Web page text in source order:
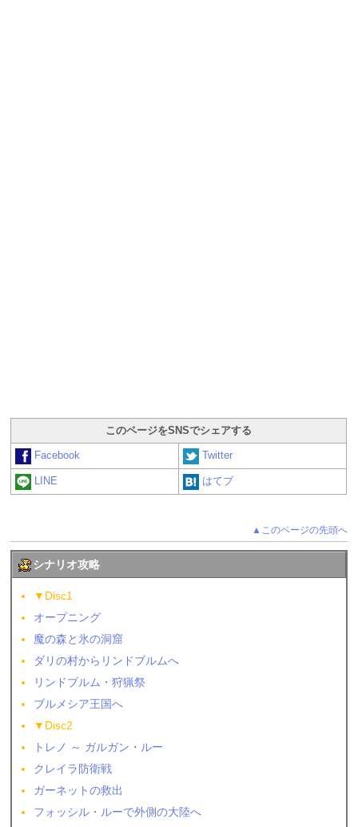
このページをSNSでシェアする
Facebook Twitter
LINE はてブ
▲このページの先頭へ
シナリオ攻略
▼Disc1
オープニング
魔の森と氷の洞窟
ダリの村からリンドブルムへ
リンドブルム・狩猟祭
ブルメシア王国へ
▼Disc2
トレノ ～ ガルガン・ルー
クレイラ防衛戦
ガーネットの救出
フォッシル・ルーで外側の大陸へ